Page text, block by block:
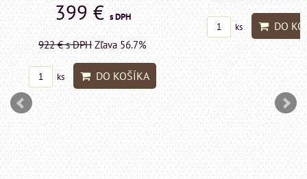
ks DO KOŠÍKA
599 €s
1415 €s DPH Zľava
ks DO